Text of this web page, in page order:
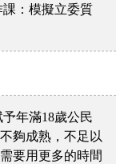
課：模擬立委質
年滿18歲公民
夠成熟，不足以
要用更多的時間